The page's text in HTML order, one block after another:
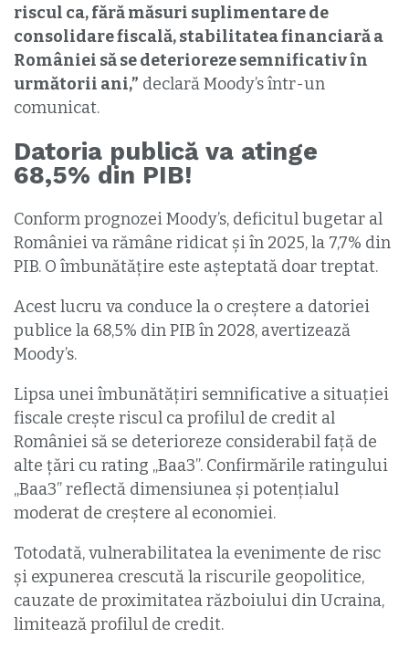
riscul ca, fără măsuri suplimentare de
consolidare fiscală, stabilitatea financiară a
României să se deterioreze semnificativ în
următorii ani,” declară Moody’s într-un
comunicat.
Datoria publică va atinge
68,5% din PIB!
Conform prognozei Moody’s, deficitul bugetar al
României va rămâne ridicat și în 2025, la 7,7% din
PIB. O îmbunătățire este așteptată doar treptat.
Acest lucru va conduce la o creștere a datoriei
publice la 68,5% din PIB în 2028, avertizează
Moody’s.
Lipsa unei îmbunătățiri semnificative a situației
fiscale crește riscul ca profilul de credit al
României să se deterioreze considerabil față de
alte țări cu rating „Baa3”. Confirmările ratingului
„Baa3” reflectă dimensiunea și potențialul
moderat de creștere al economiei.
Totodată, vulnerabilitatea la evenimente de risc
și expunerea crescută la riscurile geopolitice,
cauzate de proximitatea războiului din Ucraina,
limitează profilul de credit.